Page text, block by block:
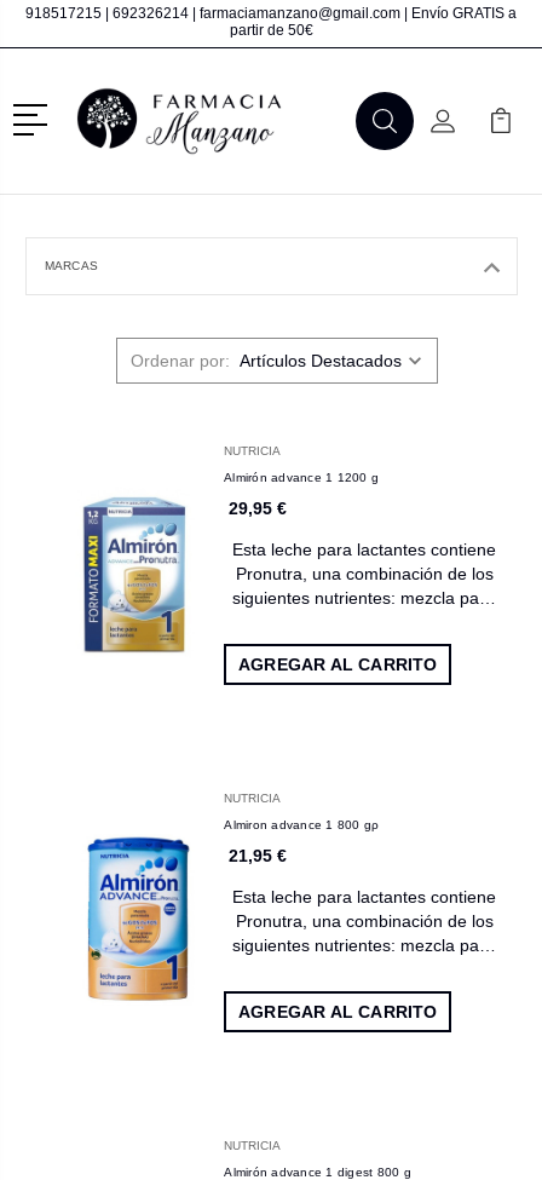
918517215 692326214 farmaciamanzano@gmail.com | Envío GRATIS a
partir de 50€
Menú
BuscarMi Cuenta
Mi
MARCAS
Ordenar por:
NUTRICIA
Almirón advance 1 1200 g
29,95 €
Esta leche para lactantes contiene
Pronutra, una combinación de los
siguientes nutrientes: mezcla pa…
AGREGAR AL CARRITO
NUTRICIA
Almiron advance 1 800 gρ
21,95 €
Esta leche para lactantes contiene
Pronutra, una combinación de los
siguientes nutrientes: mezcla pa…
AGREGAR AL CARRITO
NUTRICIA
Almirón advance 1 digest 800 g